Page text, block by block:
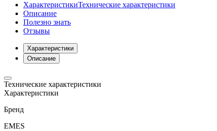
ХарактеристикиТехнические характеристики
Описание
Полезно знать
Отзывы
Характеристики
Описание
Технические характеристики
Характеристики
Бренд
EMES